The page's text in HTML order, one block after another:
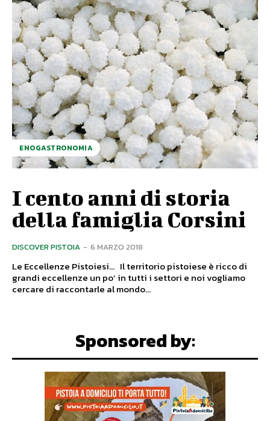
ENOGASTRONOMIA
I cento anni di storia
della famiglia Corsini
DISCOVER PISTOIA - 6 MARZO 2018
Le Eccellenze Pistoiesi... Il territorio pistoiese è ricco di
grandi eccellenze un po’ in tutti i settori e noi vogliamo
cercare di raccontarle al mondo...
Sponsored by: